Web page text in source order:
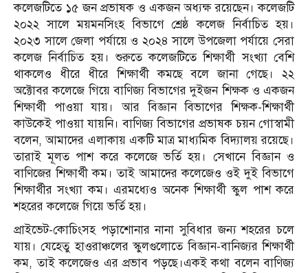
কলেজটিতে ১৫ জন প্রভাষক ও একজন অধ্যক্ষ রয়েছেন। কলেজটি
২০২২ সালে ময়মনসিংহ বিভাগে শ্রেষ্ঠ কলেজ নির্বাচিত হয়।
২০২৩ সালে জেলা পর্যায়ে ও ২০২৪ সালে উপজেলা পর্যায়ে সেরা
কলেজ নির্বাচিত হয়। শুরুতে কলেজটিতে শিক্ষার্থী সংখ্যা বেশি
থাকলেও ধীরে ধীরে শিক্ষার্থী কমছে বলে জানা গেছে। ২২
অক্টোবর কলেজে গিয়ে বাণিজ্য বিভাগের দুইজন শিক্ষক ও একজন
শিক্ষার্থী পাওয়া যায়। আর বিজ্ঞান বিভাগের শিক্ষক-শিক্ষার্থী
কাউকেই পাওয়া যায়নি। বাণিজ্য বিভাগের প্রভাষক চয়ন গোস্বামী
বলেন, আমাদের এলাকায় একটি মাত্র মাধ্যমিক বিদ্যালয় রয়েছে।
তারাই মূলত পাশ করে কলেজে ভর্তি হয়। সেখানে বিজ্ঞান ও
বাণিজের শিক্ষার্থী কম। তাই আমাদের কলেজেও ওই দুই বিভাগে
শিক্ষার্থীর সংখ্যা কম। এরমধ্যেও অনেক শিক্ষার্থী স্কুল পাশ করে
শহরের কলেজে গিয়ে ভর্তি হয়।
প্রাইভেট-কোচিংসহ পড়াশোনার নানা সুবিধার জন্য শহরের চলে
যায়। যেহেতু হাওরাঞ্চলের স্কুলগুলোতে বিজ্ঞান-বানিজ্যর শিক্ষার্থী
কম, তাই কলেজেও এর প্রভাব পড়ছে।একই কথা বলেন বাণিজ্য